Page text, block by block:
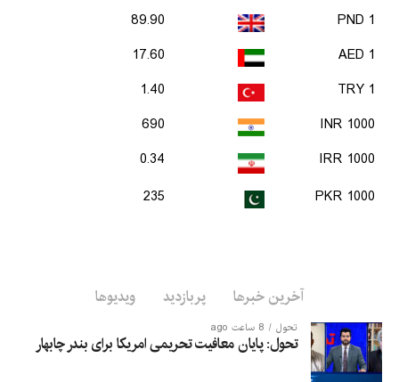
1 PND
89.90
1 AED
17.60
1 TRY
1.40
1000 INR
690
1000 IRR
0.34
1000 PKR
235
آخرین خبرها پربازدید ویدیوها
تحول 8 ساعت ago
تحول: پایان معافیت تحریمی امریکا برای بندر چابهار